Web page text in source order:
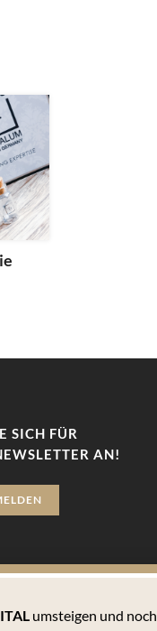
SICH FÜR
AN!
die auf Ihrem
umsteigen und noch